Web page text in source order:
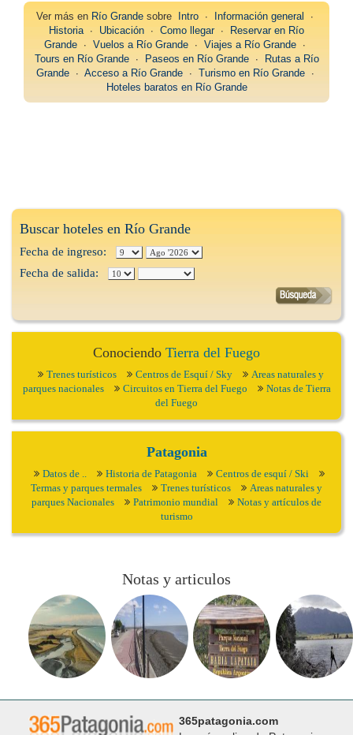
Ver más en Río Grande sobre Intro ∙ Información general
∙
Historia∙ Ubicación ∙ Como llegar∙
Reservar en Río
Grande ∙ Vuelos a Río Grande ∙ Viajes a Río Grande ∙
Tours en Río Grande∙ Paseos en Río Grande∙
Rutas a Río
Grande∙ Acceso a Río Grande∙ Turismo en Río Grande∙
Hoteles baratos en Río Grande
Buscar hoteles en Río Grande
Fecha de ingreso:
Fecha de salida:
Conociendo Tierra del Fuego
Trenes turísticos Centros de Esquí / Sky
Areas naturales y
parques nacionales
Circuitos en Tierra del Fuego
Notas de Tierra
del Fuego
Patagonia
Datos de .. Historia de Patagonia
Centros de esquí / Ski
Termas y parques termales
Trenes turísticos
Areas naturales y
parques Nacionales
Patrimonio mundial
Notas y artículos de
turismo
Notas y articulos
365patagonia.com